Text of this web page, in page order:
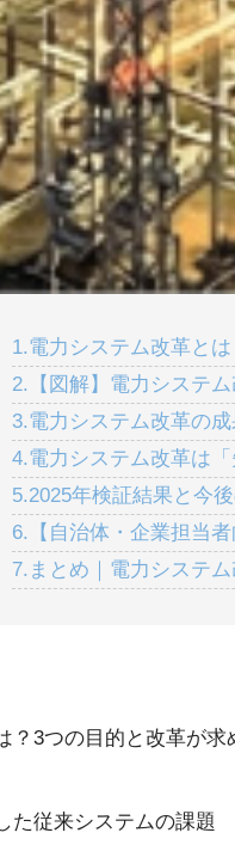
1.電力システム改革と
2.【図解】電力システ
3.電力システム改革の
4.電力システム改革は
5.2025年検証結果と今
6.【自治体・企業担当
7.まとめ｜電力システ
？3つの目的と改革が求
た従来システムの課題